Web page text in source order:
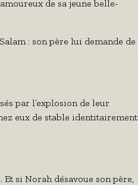
de sa jeune belle-
: son père lui demande de
par l’explosion de leur
eux de stable identitairement
si Norah désavoue son père,